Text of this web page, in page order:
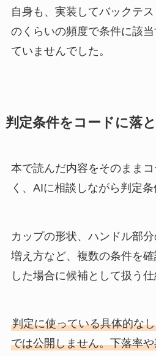
自身も、実装してバックテ
のくらいの頻度で条件に該
ていませんでした。
判定条件をコードに落
本で読んだ内容をそのまま
く、AIに相談しながら判定条
カップの形状、ハンドル部
増え方など、複数の条件を
した場合に候補として扱う仕
判定に使っている具体的な
では公開しません。下落率